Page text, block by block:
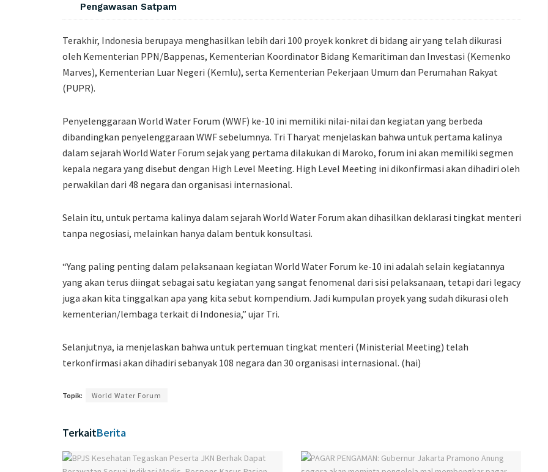
Pengawasan Satpam
Terakhir, Indonesia berupaya menghasilkan lebih dari 100 proyek konkret di bidang air yang telah dikurasi
oleh Kementerian PPN/Bappenas, Kementerian Koordinator Bidang Kemaritiman dan Investasi (Kemenko
Marves), Kementerian Luar Negeri (Kemlu), serta Kementerian Pekerjaan Umum dan Perumahan Rakyat
(PUPR).
Penyelenggaraan World Water Forum (WWF) ke-10 ini memiliki nilai-nilai dan kegiatan yang berbeda
dibandingkan penyelenggaraan WWF sebelumnya. Tri Tharyat menjelaskan bahwa untuk pertama kalinya
dalam sejarah World Water Forum sejak yang pertama dilakukan di Maroko, forum ini akan memiliki segmen
kepala negara yang disebut dengan High Level Meeting. High Level Meeting ini dikonfirmasi akan dihadiri oleh
perwakilan dari 48 negara dan organisasi internasional.
Selain itu, untuk pertama kalinya dalam sejarah World Water Forum akan dihasilkan deklarasi tingkat menteri
tanpa negosiasi, melainkan hanya dalam bentuk konsultasi.
“Yang paling penting dalam pelaksanaan kegiatan World Water Forum ke-10 ini adalah selain kegiatannya
yang akan terus diingat sebagai satu kegiatan yang sangat fenomenal dari sisi pelaksanaan, tetapi dari legacy
juga akan kita tinggalkan apa yang kita sebut kompendium. Jadi kumpulan proyek yang sudah dikurasi oleh
kementerian/lembaga terkait di Indonesia,” ujar Tri.
Selanjutnya, ia menjelaskan bahwa untuk pertemuan tingkat menteri (Ministerial Meeting) telah
terkonfirmasi akan dihadiri sebanyak 108 negara dan 30 organisasi internasional. (hai)
Topik: World Water Forum
TerkaitBerita